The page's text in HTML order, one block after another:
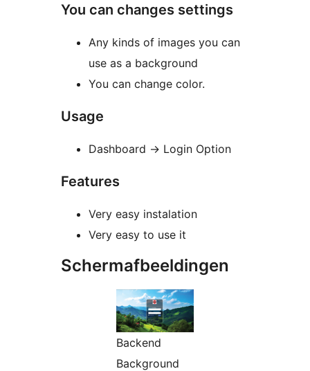
You can changes settings
Any kinds of images you can
use as a background
You can change color.
Usage
Dashboard -> Login Option
Features
Very easy instalation
Very easy to use it
Schermafbeeldingen
Backend
Background